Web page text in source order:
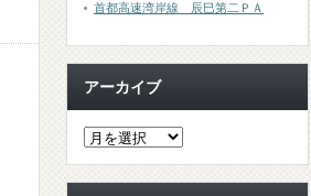
首都高速湾岸線 辰巳第二ＰＡ
アーカイブ